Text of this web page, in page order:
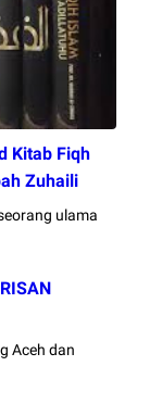
Kitab Fiqh
Zuhaili
ulama
Aceh dan